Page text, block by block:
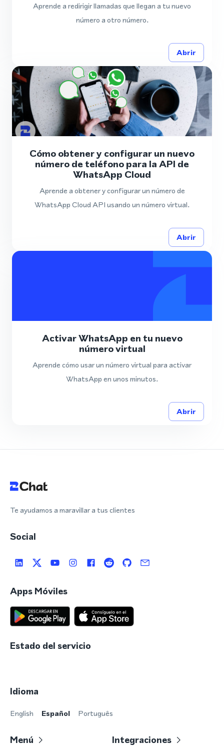
Aprende a redirigir llamadas que llegan a tu nuevo
número a otro número.
Abrir
Cómo obtener y configurar un nuevo
número de teléfono para la API de
WhatsApp Cloud
Aprende a obtener y configurar un número de
WhatsApp Cloud API usando un número virtual.
Abrir
Activar WhatsApp en tu nuevo
número virtual
Aprende cómo usar un número virtual para activar
WhatsApp en unos minutos.
Abrir
Te ayudamos a maravillar a tus clientes
Social
Apps Móviles
Estado del servicio
Idioma
English Español Português
Menú Integraciones